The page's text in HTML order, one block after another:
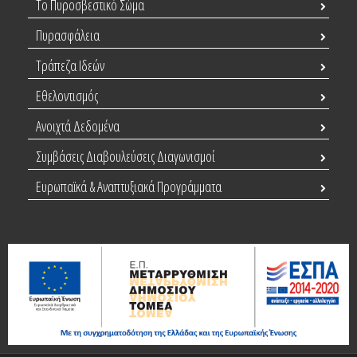
Το Πυροσβεστικό Σώμα
Πυρασφάλεια
Τράπεζα Ιδεών
Εθελοντισμός
Ανοιχτά Δεδομένα
Συμβάσεις Διαβουλεύσεις Διαγωνισμοί
Ευρωπαϊκά & Αναπτυξιακά Προγράμματα